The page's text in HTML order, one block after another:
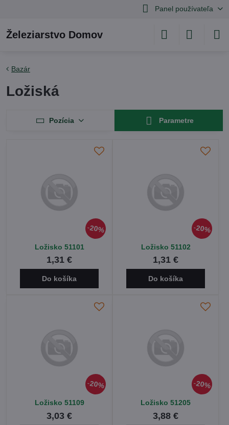
Panel používateľa
Železiarstvo Domov
Bazár
Ložiská
Pozícia Parametre
20%
Ložisko 51101
1,31 €
Do košíka
20%
Ložisko 51102
1,31 €
Do košíka
20%
Ložisko 51109
3,03 €
20%
Ložisko 51205
3,88 €